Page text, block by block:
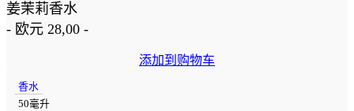
姜茉莉香水
- 欧元 28,00 -
添加到购物车
香水
50毫升